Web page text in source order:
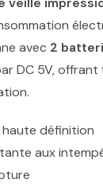
avec 2
DC 5V, offrant
haute définition
aux